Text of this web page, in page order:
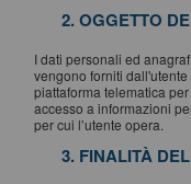
2. OGGETTO
I dati personali ed
vengono forniti
piattaforma telematica
accesso a informazioni
per cui l’utente opera.
3. FINALITÀ